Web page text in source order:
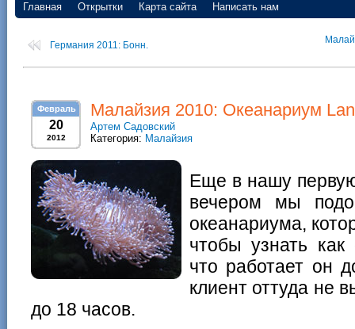
Главная Открытки Карта сайта Написать нам
Германия 2011: Бонн.
Февраль
20
2012
Малайзия 2010: Океанариум
Артем Садовский
Категория: Малайзия
Еще в нашу
вечером мы
океанариума,
чтобы узнать
что работает он
клиент оттуда не
до 18 часов.